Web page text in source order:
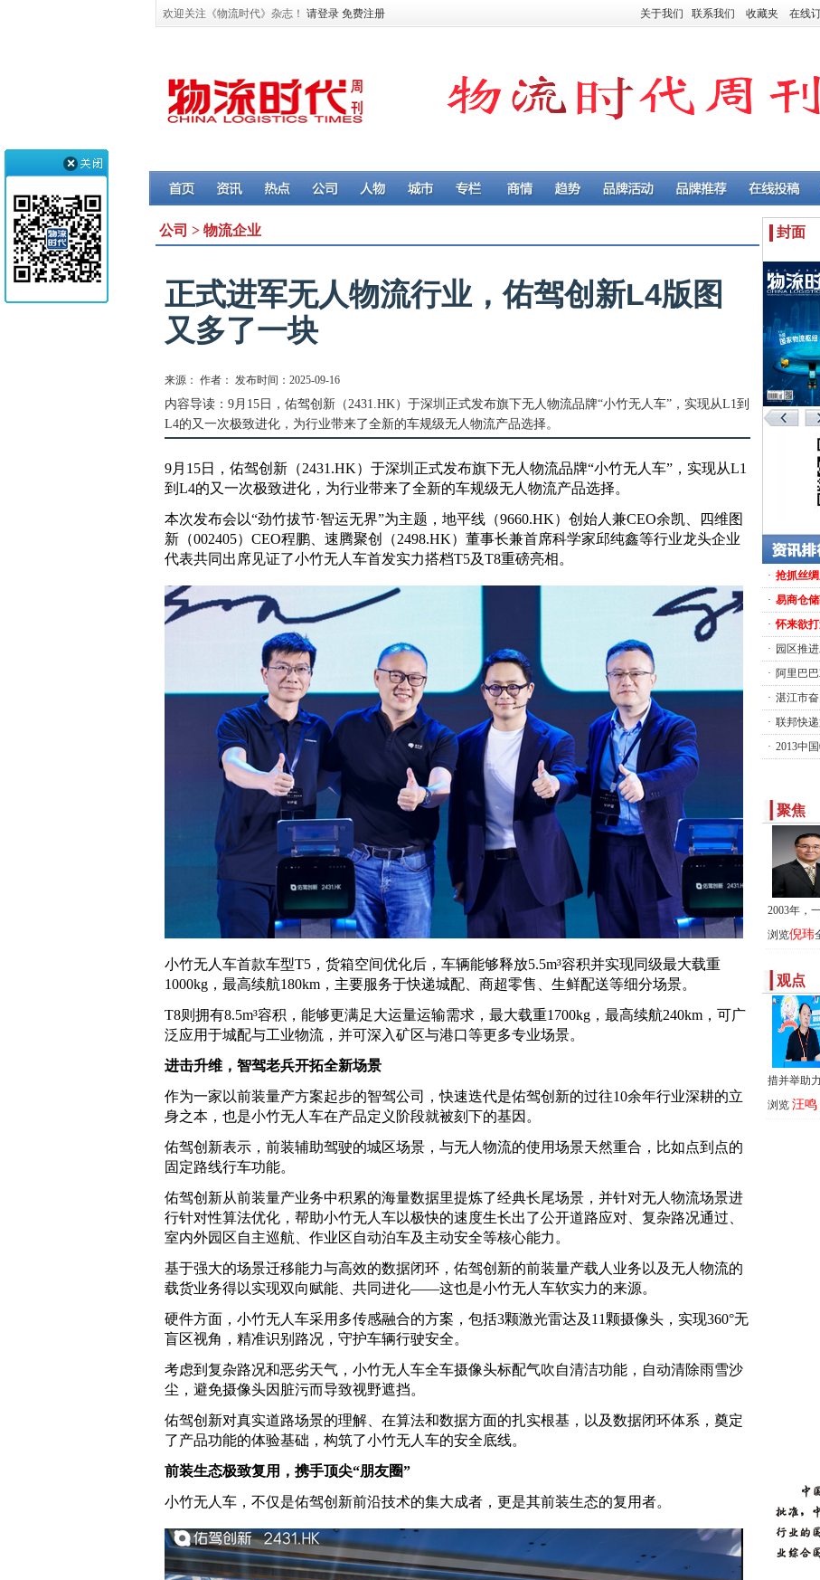
欢迎关注《物流时代》杂志！ 请登录 免费注册 关于我们 联系我们 收藏夹 在线
公司 > 物流企业
正式进军无人物流行业，佑驾创新L4版图
又多了一块
来源： 作者： 发布时间：2025-09-16
内容导读：9月15日，佑驾创新（2431.HK）于深圳正式发布旗下无人物流品牌“小竹无人车”，实现从L1到
L4的又一次极致进化，为行业带来了全新的车规级无人物流产品选择。
9月15日，佑驾创新（2431.HK）于深圳正式发布旗下无人物流品牌“小竹无人车”，实现从L1
到L4的又一次极致进化，为行业带来了全新的车规级无人物流产品选择。
本次发布会以“劲竹拔节·智运无界”为主题，地平线（9660.HK）创始人兼CEO余凯、四维图
新（002405）CEO程鹏、速腾聚创（2498.HK）董事长兼首席科学家邱纯鑫等行业龙头企业
代表共同出席见证了小竹无人车首发实力搭档T5及T8重磅亮相。
小竹无人车首款车型T5，货箱空间优化后，车辆能够释放5.5m³容积并实现同级最大载重
1000kg，最高续航180km，主要服务于快递城配、商超零售、生鲜配送等细分场景。
T8则拥有8.5m³容积，能够更满足大运量运输需求，最大载重1700kg，最高续航240km，可广
泛应用于城配与工业物流，并可深入矿区与港口等更多专业场景。
进击升维，智驾老兵开拓全新场景
作为一家以前装量产方案起步的智驾公司，快速迭代是佑驾创新的过往10余年行业深耕的立
身之本，也是小竹无人车在产品定义阶段就被刻下的基因。
佑驾创新表示，前装辅助驾驶的城区场景，与无人物流的使用场景天然重合，比如点到点的
固定路线行车功能。
佑驾创新从前装量产业务中积累的海量数据里提炼了经典长尾场景，并针对无人物流场景进
行针对性算法优化，帮助小竹无人车以极快的速度生长出了公开道路应对、复杂路况通过、
室内外园区自主巡航、作业区自动泊车及主动安全等核心能力。
基于强大的场景迁移能力与高效的数据闭环，佑驾创新的前装量产载人业务以及无人物流的
载货业务得以实现双向赋能、共同进化——这也是小竹无人车软实力的来源。
硬件方面，小竹无人车采用多传感融合的方案，包括3颗激光雷达及11颗摄像头，实现360°无
盲区视角，精准识别路况，守护车辆行驶安全。
考虑到复杂路况和恶劣天气，小竹无人车全车摄像头标配气吹自清洁功能，自动清除雨雪沙
尘，避免摄像头因脏污而导致视野遮挡。
佑驾创新对真实道路场景的理解、在算法和数据方面的扎实根基，以及数据闭环体系，奠定
了产品功能的体验基础，构筑了小竹无人车的安全底线。
前装生态极致复用，携手顶尖“朋友圈”
小竹无人车，不仅是佑驾创新前沿技术的集大成者，更是其前装生态的复用者。
封面
· 抢抓丝
· 易商仓
· 怀来欲
· 园区推
· 阿里巴
· 湛江市
· 联邦快
· 2013中
聚焦
2003年，
浏览倪玮
观点
措并举助
浏览 汪鸣